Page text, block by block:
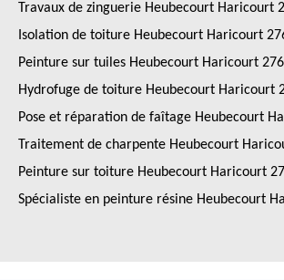
Travaux de zinguerie Heubecourt Haricourt
Isolation de toiture Heubecourt Haricourt
Peinture sur tuiles Heubecourt Haricourt
Hydrofuge de toiture Heubecourt Haricourt
Pose et réparation de faîtage Heubecourt
Traitement de charpente Heubecourt
Peinture sur toiture Heubecourt Haricourt
Spécialiste en peinture résine Heubecourt